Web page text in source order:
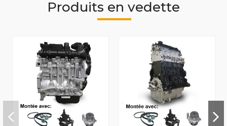
Produits en vedette